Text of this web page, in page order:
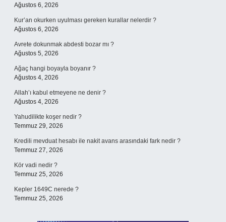
Ağustos 6, 2026
Kur’an okurken uyulması gereken kurallar nelerdir ?
Ağustos 6, 2026
Avrete dokunmak abdesti bozar mı ?
Ağustos 5, 2026
Ağaç hangi boyayla boyanır ?
Ağustos 4, 2026
Allah’ı kabul etmeyene ne denir ?
Ağustos 4, 2026
Yahudilikte koşer nedir ?
Temmuz 29, 2026
Kredili mevduat hesabı ile nakit avans arasındaki fark nedir ?
Temmuz 27, 2026
Kör vadi nedir ?
Temmuz 25, 2026
Kepler 1649C nerede ?
Temmuz 25, 2026